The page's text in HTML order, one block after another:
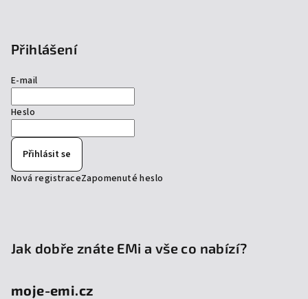
Přihlášení
E-mail
Heslo
Přihlásit se
Nová registraceZapomenuté heslo
Jak dobře znáte EMi a vše co nabízí?
moje-emi.cz